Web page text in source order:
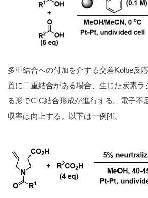
多重結合への付加を介する交差Kolbe反
置に二重結合がある場合、生じた炭素ラ
る形でC-C結合形成が進行する。電子不
収率は向上する。以下は一例[4]。